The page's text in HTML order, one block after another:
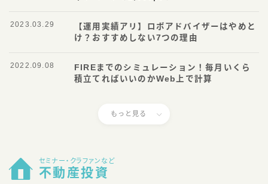
【運用実績アリ】ロボアドバイザーはやめと
け？おすすめしない7つの理由
2023.03.29
FIREまでのシミュレーション！毎月いくら
積立てればいいのかWeb上で計算
2022.09.08
もっと見る
セミナー・クラファンなど
不動産投資